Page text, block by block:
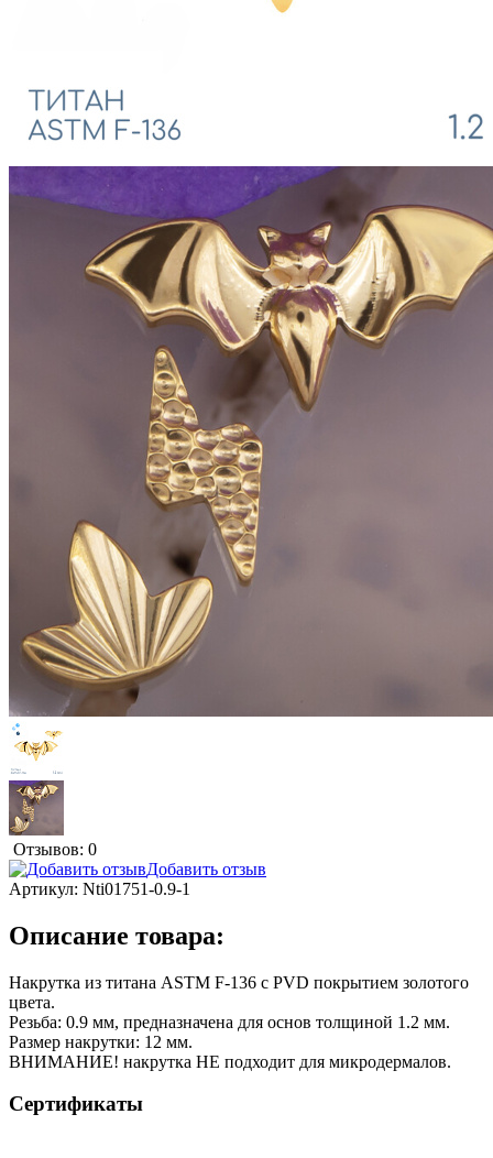
Отзывов: 0
Добавить отзыв
Артикул: Nti01751-0.9-1
Описание товара:
Накрутка из титана ASTM F-136 с PVD покрытием золотого
цвета.
Резьба: 0.9 мм, предназначена для основ толщиной 1.2 мм.
Размер накрутки: 12 мм.
ВНИМАНИЕ! накрутка НЕ подходит для микродермалов.
Сертификаты